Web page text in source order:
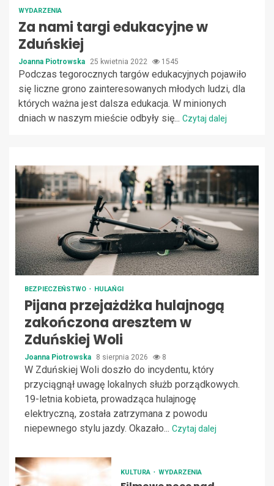
WYDARZENIA
Za nami targi edukacyjne w
Zduńskiej
Joanna Piotrowska 25 kwietnia 2022 1545
Podczas tegorocznych targów edukacyjnych pojawiło
się liczne grono zainteresowanych młodych ludzi, dla
których ważna jest dalsza edukacja. W minionych
dniach w naszym mieście odbyły się... Czytaj dalej
BEZPIECZEŃSTWO HULAŃGI
Pijana przejażdżka hulajnogą
zakończona aresztem w
Zduńskiej Woli
Joanna Piotrowska 8 sierpnia 2026 8
W Zduńskiej Woli doszło do incydentu, który
przyciągnął uwagę lokalnych służb porządkowych.
19-letnia kobieta, prowadząca hulajnogę
elektryczną, została zatrzymana z powodu
niepewnego stylu jazdy. Okazało... Czytaj dalej
KULTURA WYDARZENIA